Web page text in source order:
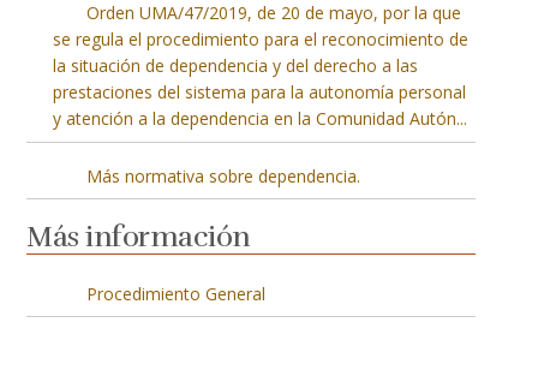
Orden UMA/47/2019, de 20 de mayo, por la que
se regula el procedimiento para el reconocimiento de
la situación de dependencia y del derecho a las
prestaciones del sistema para la autonomía personal
y atención a la dependencia en la Comunidad Autón...
Más normativa sobre dependencia.
Más información
Procedimiento General